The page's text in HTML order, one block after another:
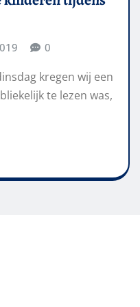
0
kregen wij een
te lezen was,